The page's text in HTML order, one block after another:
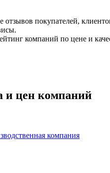
отзывов покупателей,
компаний по цене и
и цен компаний
компания